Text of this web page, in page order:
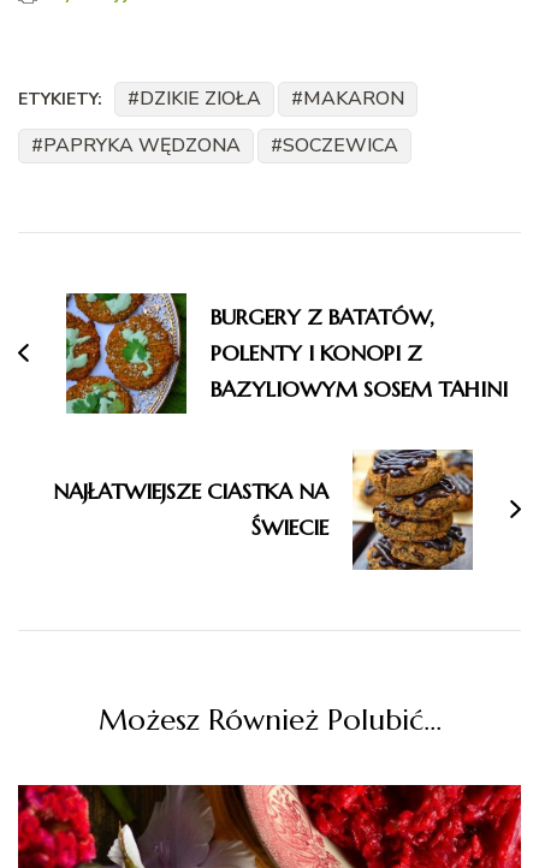
ETYKIETY: DZIKIE ZIOŁA
MAKARON
PAPRYKA WĘDZONA
SOCZEWICA
wpisu
BURGERY Z BATATÓW,
POLENTY I KONOPI Z
BAZYLIOWYM SOSEM TAHINI
NAJŁATWIEJSZE CIASTKA NA
ŚWIECIE
Możesz Również Polubić…